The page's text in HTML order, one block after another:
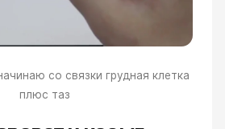
со связки грудная клетка
плюс таз